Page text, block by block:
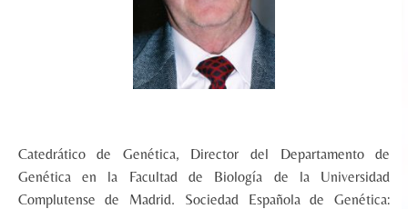
Catedrático de Genética, Director del Departamento de
Genética en la Facultad de Biología de la Universidad
Complutense de Madrid. Sociedad Española de Genética: